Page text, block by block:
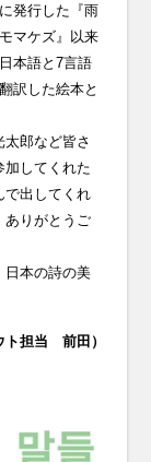
発行した『雨
マケズ』以来
本語と7言語
訳した絵本と
郎など皆さ
加してくれた
で出してくれ
ありがとうご
日本の詩の美
ト担当 前田）